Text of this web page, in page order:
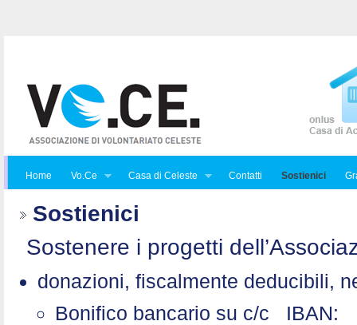
Home Vo.Ce Casa di Celeste Contatti Sostienici
Sostienici
Sostenere i progetti
donazioni, fiscalmente deducibili,
Bonifico bancario su c/c IBAN: